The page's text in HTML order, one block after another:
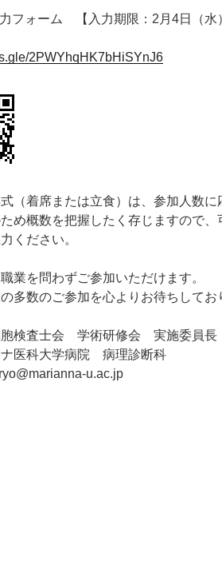
フォーム 【入力期限：2月4日（水
2PWYhqHK7bHiSYnJ6
（着席または立食）は、参加人数に
め概数を把握したく存じますので
ください。
業を問わずご参加いただけます。
多数のご参加を心よりお待ちしてお
胞検査士会 学術研修会 実施委員
医科大学病院 病理診断科
u.ac.jp